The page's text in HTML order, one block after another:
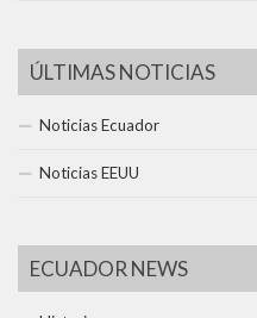
ÚLTIMAS NOTICIAS
Noticias Ecuador
Noticias EEUU
ECUADOR NEWS